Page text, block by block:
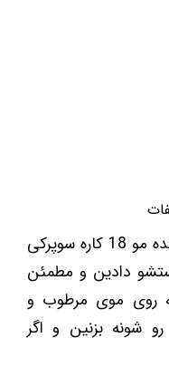
برای استفاده از این اسپری نرم کننده مو 18 کاره سوپرکی
دادین و مطمئن
روی موی مرطوب و
شونه بزنین و اگر